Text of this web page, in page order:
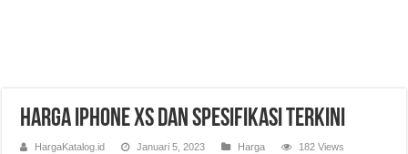
Harga iPhone XS dan Spesifikasi Terkini
HargaKatalog.id Januari 5, 2023 Harga 182 Views